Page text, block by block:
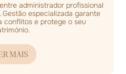
administrador profissional
especializada garante
conflitos e protege o seu
MAIS